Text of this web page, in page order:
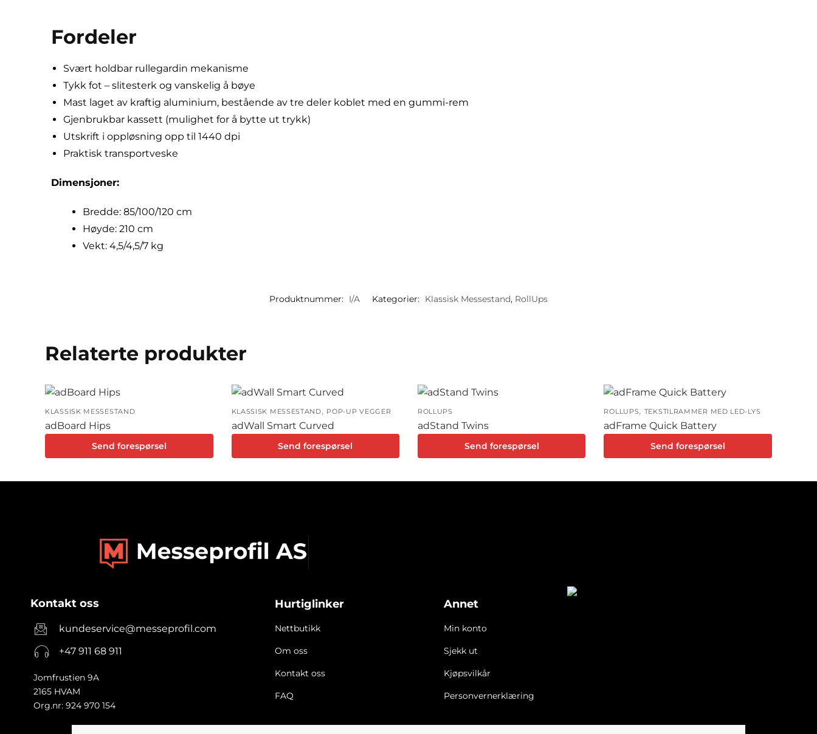
Fordeler
Svært holdbar rullegardin mekanisme
Tykk fot – slitesterk og vanskelig å bøye
Mast laget av kraftig aluminium, bestående av tre deler koblet med en gummi-rem
Gjenbrukbar kassett (mulighet for å bytte ut trykk)
Utskrift i oppløsning opp til 1440 dpi
Praktisk transportveske
Dimensjoner:
Bredde: 85/100/120 cm
Høyde: 210 cm
Vekt: 4,5/4,5/7 kg
Produktnummer: I/A Kategorier: Klassisk Messestand, RollUps
Relaterte produkter
KLASSISK MESSESTAND
adBoard Hips
Send forespørsel
KLASSISK MESSESTAND, POP-UP VEGGER
adWall Smart Curved
Send forespørsel
ROLLUPS
adStand Twins
Send forespørsel
ROLLUPS, TEKSTILRAMMER MED LED-LYS
adFrame Quick Battery
Send forespørsel
Kontakt oss
kundeservice@messeprofil.com
+47 911 68 911
Jomfrustien 9A
2165 HVAM
Org.nr: 924 970 154
Hurtiglinker
Nettbutikk
Om oss
Kontakt oss
FAQ
Annet
Min konto
Sjekk ut
Kjøpsvilkår
Personvernerklæring